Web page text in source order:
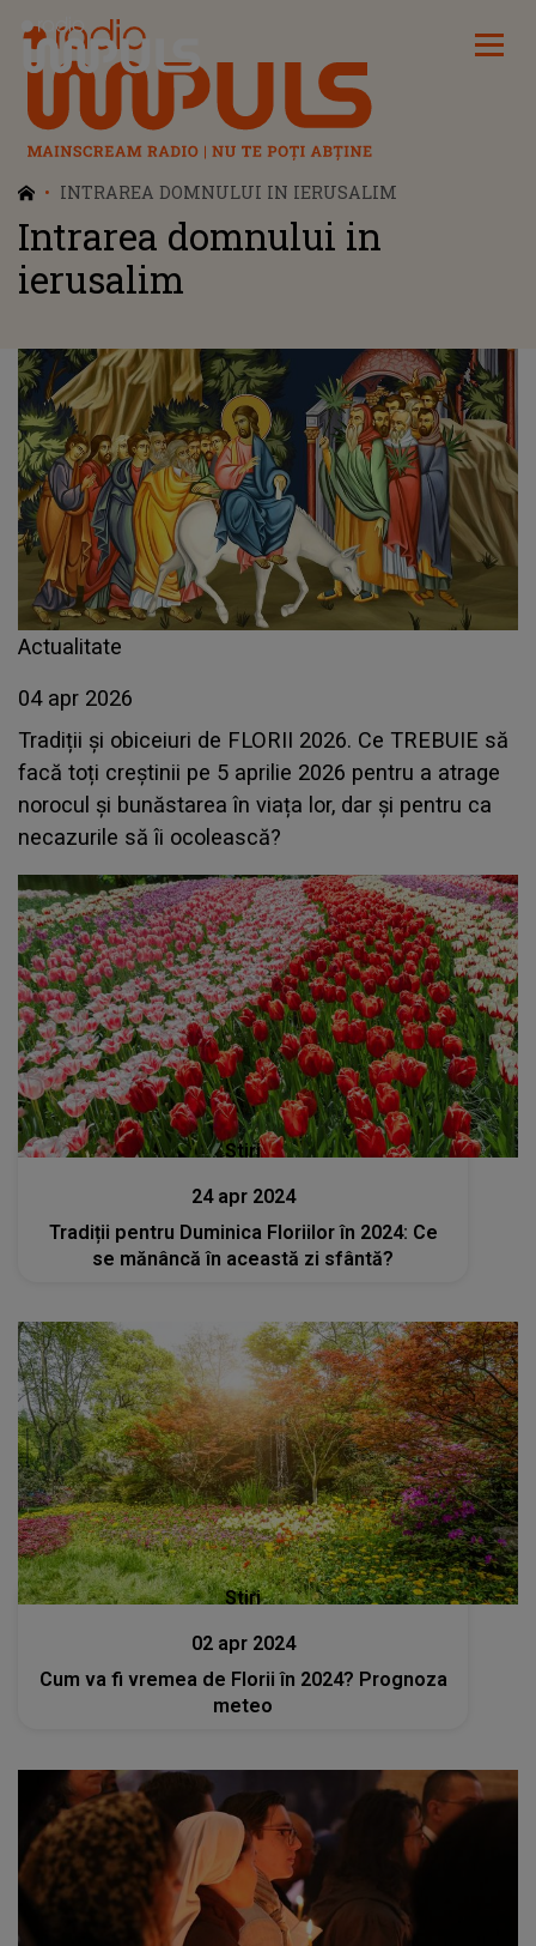
Radio Impuls
INTRAREA DOMNULUI IN IERUSALIM
Intrarea domnului in
ierusalim
Actualitate
04 apr 2026
Tradiții și obiceiuri de FLORII 2026. Ce TREBUIE să
facă toți creștinii pe 5 aprilie 2026 pentru a atrage
norocul și bunăstarea în viața lor, dar și pentru ca
necazurile să îi ocolească?
Stiri
24 apr 2024
Tradiții pentru Duminica Floriilor în 2024: Ce
se mănâncă în această zi sfântă?
Stiri
02 apr 2024
Cum va fi vremea de Florii în 2024? Prognoza
meteo